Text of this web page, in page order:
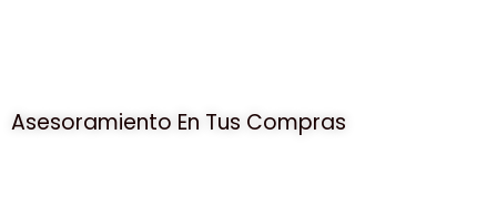
Asesoramiento En Tus Compras